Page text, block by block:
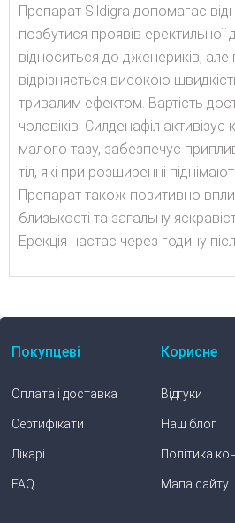
Препарат Sildigra допомагає
позбутися проявів еректильної
відноситься до дженериків,
відрізняється високою
тривалим ефектом. Вартість
чоловіків. Силденафіл активізує
малого тазу, забезпечує
тіл, які при розширенні
Препарат також позитивно
близькості та загальну
Ерекція настає через годину
Покупцеві
Оплата і доставка
Сертифікати
Лікарі
FAQ
Корисне
Відгуки
Наш блог
Політика
Мапа сайту